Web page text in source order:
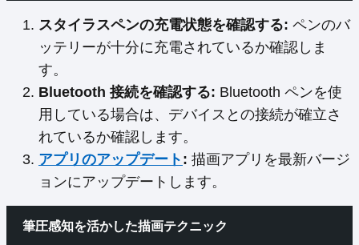
スタイラスペンの充電状態を確認する: ペンのバ
ッテリーが十分に充電されているか確認しま
す。
Bluetooth 接続を確認する: Bluetooth ペンを使
用している場合は、デバイスとの接続が確立さ
れているか確認します。
アプリのアップデート : 描画アプリを最新バージ
ョンにアップデートします。
筆圧感知を活かした描画テクニック